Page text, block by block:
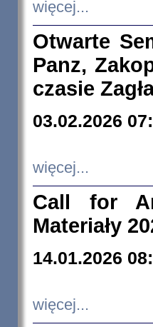
więcej...
Otwarte
Panz,
czasie
03.02.2026
więcej...
Call for
Materiały
14.01.2026
więcej...